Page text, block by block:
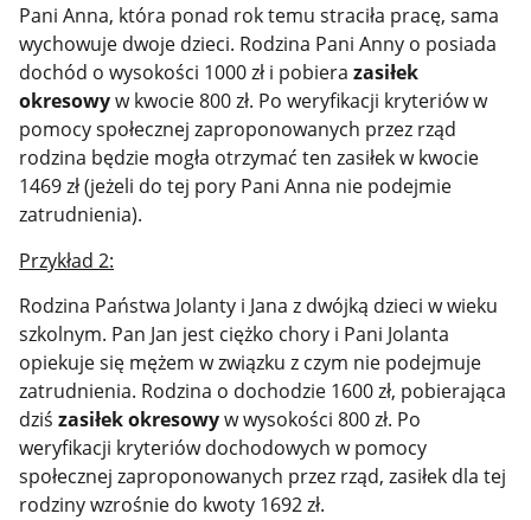
Pani Anna, która ponad rok temu straciła pracę, sama
wychowuje dwoje dzieci. Rodzina Pani Anny o posiada
dochód o wysokości 1000 zł i pobierazasiłek
okresowyw kwocie 800 zł. Po weryfikacji kryteriów w
pomocy społecznej zaproponowanych przez rząd
rodzina będzie mogła otrzymać ten zasiłekw kwocie
1469 zł (jeżeli do tej pory Pani Anna nie podejmie
zatrudnienia).
Przykład 2:
Rodzina Państwa Jolanty i Jana z dwójką dzieci w wieku
szkolnym. Pan Jan jest ciężko chory i Pani Jolanta
opiekuje się mężem w związku z czym nie podejmuje
zatrudnienia. Rodzina o dochodzie 1600 zł, pobierająca
dziśzasiłek okresowyw wysokości 800 zł. Po
weryfikacji kryteriów dochodowych w pomocy
społecznej zaproponowanych przez rząd, zasiłek dla tej
rodziny wzrośnie do kwoty 1692 zł.